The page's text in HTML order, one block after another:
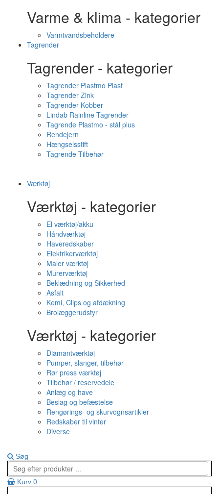
Varme & klima - kategorier
Varmtvandsbeholdere
Tagrender
Tagrender - kategorier
Tagrender Plastmo Plast
Tagrender Zink
Tagrender Kobber
Lindab Rainline Tagrender
Tagrende Plastmo - stål plus
Rendejern
Hængselsstift
Tagrende Tilbehør
Værktøj
Værktøj - kategorier
El værktøj/akku
Håndværktøj
Haveredskaber
Elektrikerværktøj
Maler værktøj
Murerværktøj
Beklædning og Sikkerhed
Asfalt
Kemi, Clips og afdækning
Brolæggerudstyr
Værktøj - kategorier
Diamantværktøj
Pumper, slanger, tilbehør
Rør press værktøj
Tilbehør / reservedele
Anlæg og have
Beslag og befæstelse
Rengørings- og skurvognsartikler
Redskaber til vinter
Diverse
Søg
Kurv 0